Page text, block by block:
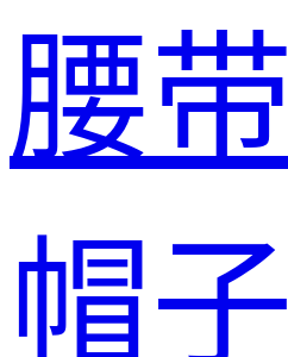
腰带
帽子